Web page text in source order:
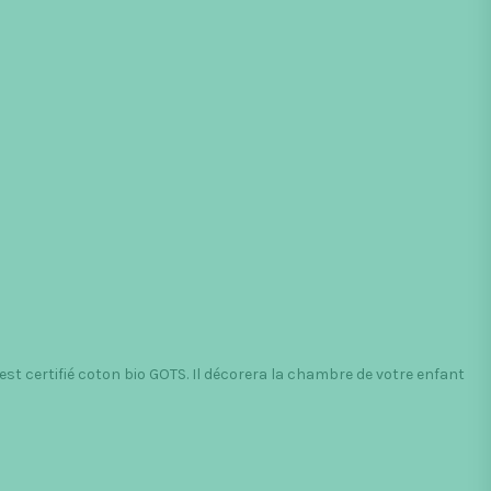
certifié coton bio GOTS. Il décorera la chambre de votre enfant